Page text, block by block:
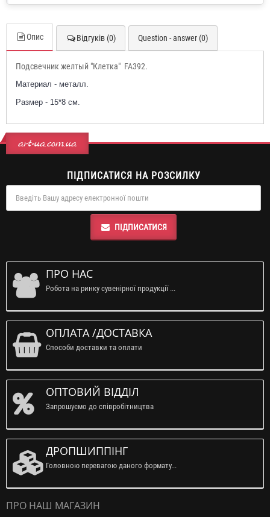
Опис Відгуків (0) Question - answer (0)
Подсвечник желтый "Клетка" FA392.
Материал - металл.
Размер - 15*8 см.
art-ua.com.ua
ПІДПИСАТИСЯ НА РОЗСИЛКУ
ПІДПИСАТИСЯ
ПРО НАС
Робота на ринку сувенірної продукції ...
ОПЛАТА /ДОСТАВКА
Способи доставки та оплати
ОПТОВИЙ ВІДДІЛ
Запрошуємо до співробітництва
ДРОПШИППІНГ
Головною перевагою даного формату...
ПРО НАШ МАГАЗИН